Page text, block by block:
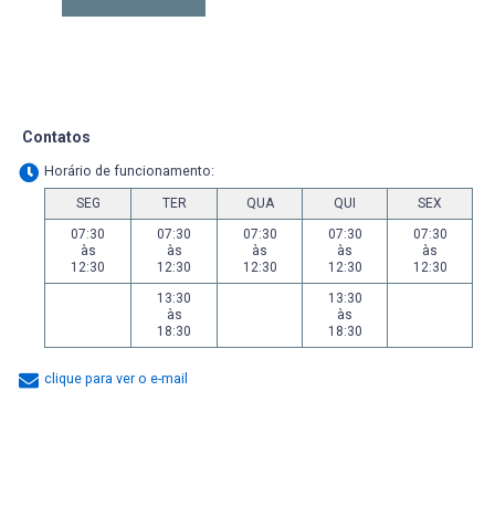
Contatos
Horário de funcionamento:
SEG TER QUA QUI
SEX
07:30
às
12:30
07:30
às
12:30
07:30
às
12:30
07:30
às
12:30
07:30
às
12:30
13:30
às
18:30
13:30
às
18:30
clique para ver o e-mail